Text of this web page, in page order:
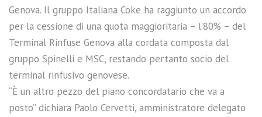
Genova. Il gruppo Italiana Coke ha raggiunto un accordo
per la cessione di una quota maggioritaria – l’80% – del
Terminal Rinfuse Genova alla cordata composta dal
gruppo Spinelli e MSC, restando pertanto socio del
terminal rinfusivo genovese.
“È un altro pezzo del piano concordatario che va a
posto” dichiara Paolo Cervetti, amministratore delegato